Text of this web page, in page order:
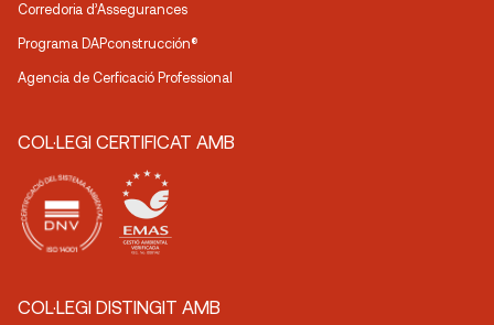
Corredoria d’Assegurances
Programa DAPconstrucción®
Agencia de Cerficació Professional
COL·LEGI CERTIFICAT AMB
COL·LEGI DISTINGIT AMB